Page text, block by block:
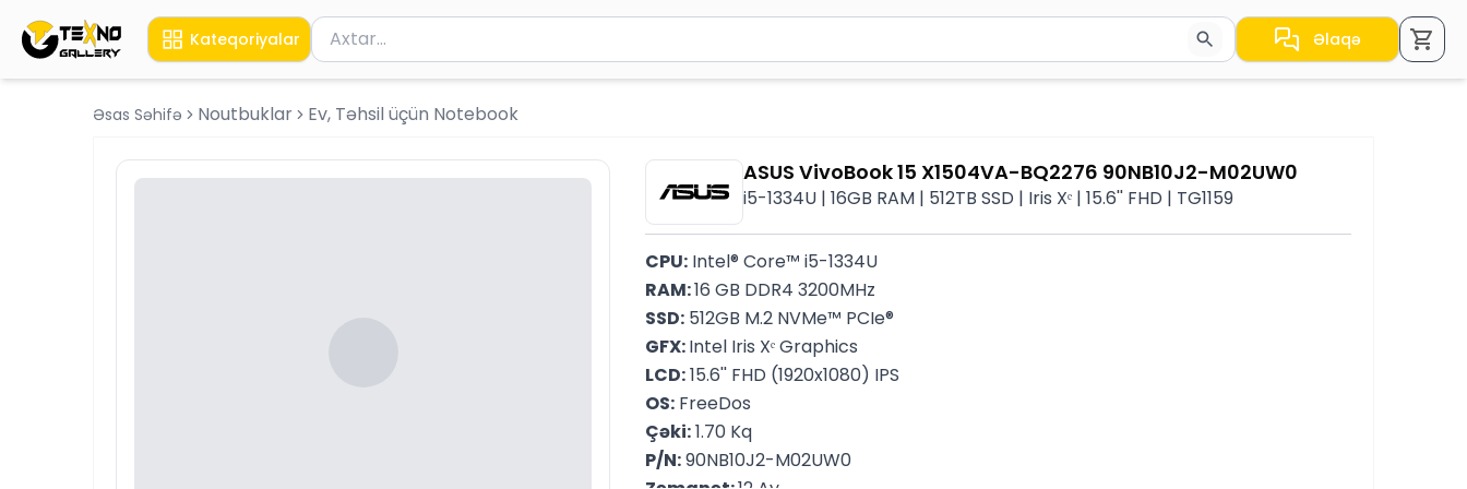
Kateqoriyalar Məhsul axtar
Axtarış üçün ən azı 2 simvol yazın. Göndərmək üçün Enter düyməsini basın və ya nəticələr arasında keçid etmək üçün ox
Əlaqə
Əsas Səhifə Noutbuklar Ev, Təhsil üçün Notebook
ASUS VivoBook 15 X1504VA-BQ2276 90NB10J2-M02UW0
i5-1334U | 16GB RAM | 512TB SSD | Iris Xᵉ | 15.6'' FHD | TG1159
CPU: Intel® Core™ i5-1334U
RAM: 16 GB DDR4 3200MHz
SSD: 512GB M.2 NVMe™ PCIe®
GFX: Intel Iris Xᵉ Graphics
LCD: 15.6'' FHD (1920x1080) IPS
OS: FreeDos
Çəki: 1.70 Kq
P/N: 90NB10J2-M02UW0